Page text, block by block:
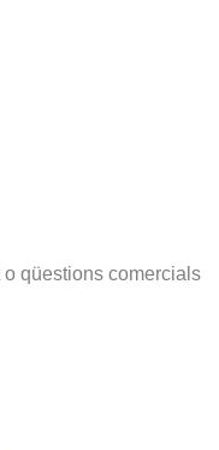
qüestions comercials